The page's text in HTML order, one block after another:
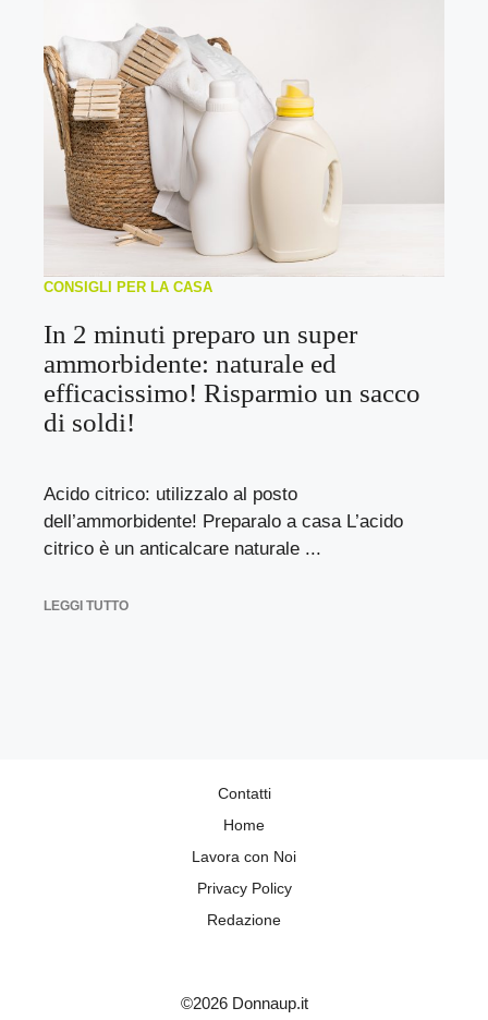
CONSIGLI PER LA CASA
In 2 minuti preparo un super
ammorbidente: naturale ed
efficacissimo! Risparmio un sacco
di soldi!
Acido citrico: utilizzalo al posto
dell’ammorbidente! Preparalo a casa L’acido
citrico è un anticalcare naturale ...
LEGGI TUTTO
Contatti
Home
Lavora con Noi
Privacy Policy
Redazione
©2026 Donnaup.it